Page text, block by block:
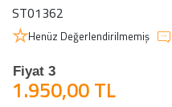
ST01362
Henüz Değerlendirilmemiş
Fiyat 3
1.950,00 TL